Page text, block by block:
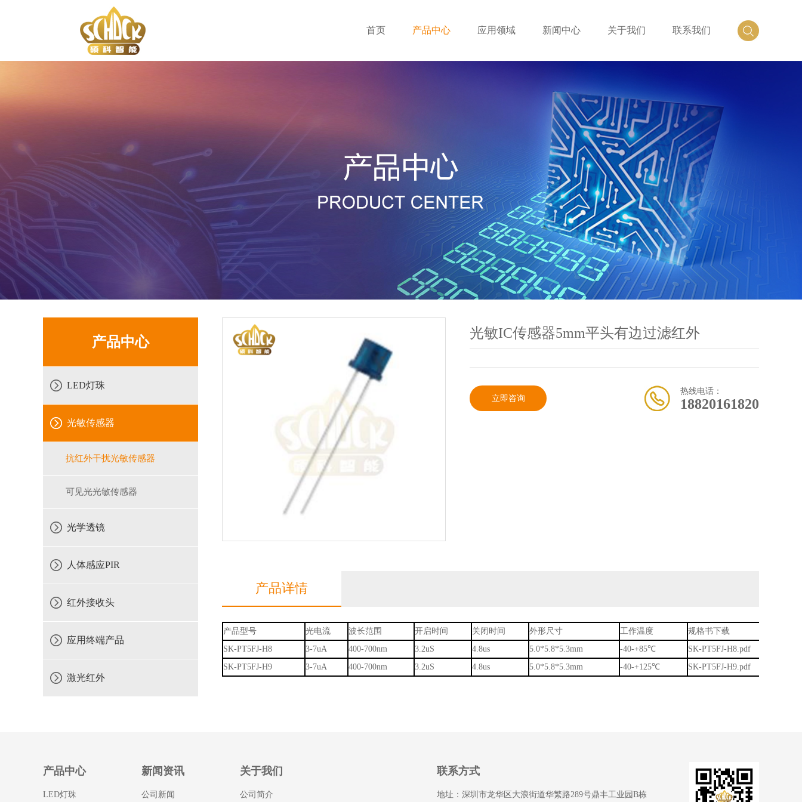
首页 产品中心 应用领域 新闻中心 关于我们 联系我们
产品中心
LED灯珠
光敏传感器
抗红外干扰光敏传感器
可见光光敏传感器
光学透镜
人体感应PIR
红外接收头
应用终端产品
激光红外
光敏IC传感器5mm平头有边过滤红外
立即咨询
热线电话：
18820161820
产品详情
产品型号 光电流 波长范围 开启时间 关闭时间 外形尺寸 工作温度
规格书下载
SK-PT5FJ-H8
3-7uA 400-700nm 3.2uS 4.8us 5.0*5.8*5.3mm -40-+85℃ SK-PT5FJ-H8.pdf
SK-PT5FJ-H9
3-7uA 400-700nm 3.2uS 4.8us 5.0*5.8*5.3mm -40-+125℃ SK-PT5FJ-H9.pdf
产品中心
LED灯珠
新闻资讯
公司新闻
关于我们
公司简介
联系方式
地址：深圳市龙华区大浪街道华繁路289号鼎丰工业园B栋